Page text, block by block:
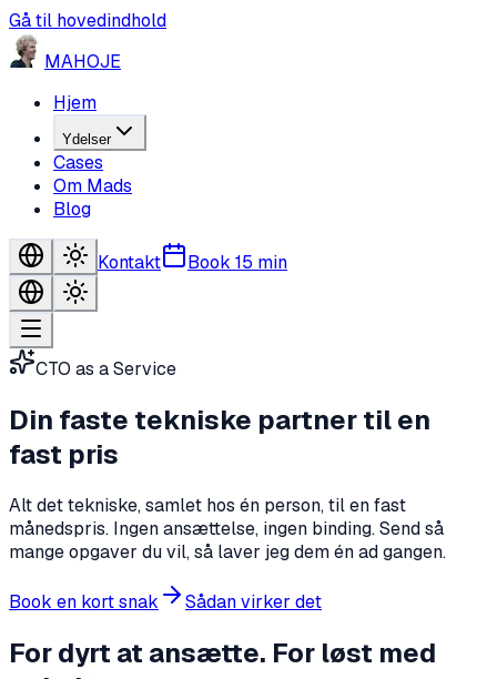
Gå til hovedindhold
MAHOJE
Hjem
Ydelser
Cases
Om Mads
Blog
Kontakt Book 15 min
CTO as a Service
Din faste tekniske partnertil en
fast pris
Alt det tekniske, samlet hos én person, til en fast
månedspris. Ingen ansættelse, ingen binding. Send så
mange opgaver du vil, så laver jeg dem én ad gangen.
Book en kort snak Sådan virker det
For dyrt at ansætte. For løst med